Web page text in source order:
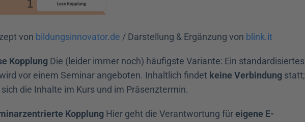
von bildungsinnovator.de / Darstellung & Ergänzung von blink.it
Kopplung Die (leider immer noch) häufigste Variante: Ein standardisiertes
vor einem Seminar angeboten. Inhaltlich findet keine Verbindung statt;
die Inhalte im Kurs und im Präsenztermin.
Kopplung Hier geht die Verantwortung für eigene E-